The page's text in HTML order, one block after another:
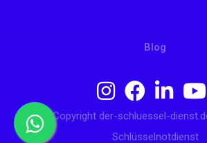
Blog
© 2024 Copyright der-schluessel-
Schlüsselnotdienst